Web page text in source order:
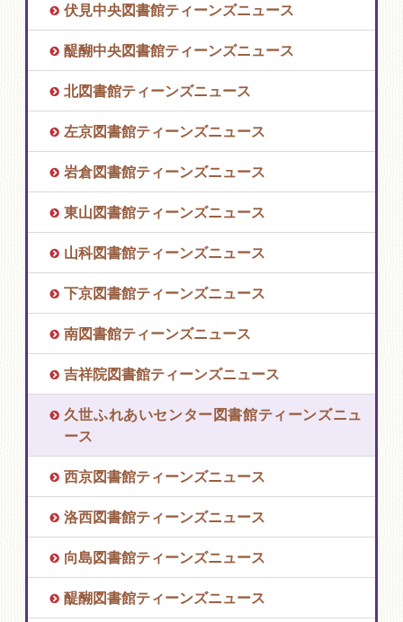
伏見中央図書館ティーンズニュース
醍醐中央図書館ティーンズニュース
北図書館ティーンズニュース
左京図書館ティーンズニュース
岩倉図書館ティーンズニュース
東山図書館ティーンズニュース
山科図書館ティーンズニュース
下京図書館ティーンズニュース
南図書館ティーンズニュース
吉祥院図書館ティーンズニュース
久世ふれあいセンター図書館ティーンズニュ
ース
西京図書館ティーンズニュース
洛西図書館ティーンズニュース
向島図書館ティーンズニュース
醍醐図書館ティーンズニュース